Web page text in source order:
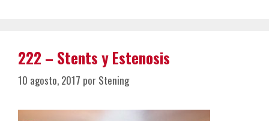
222 – Stents y Estenosis
10 agosto, 2017 por Stening